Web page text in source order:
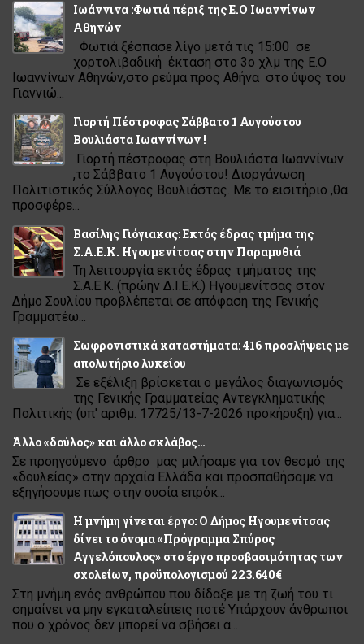
Ιωάννινα :Φωτιά πέριξ της Ε.Ο Ιωαννίνων
Αθηνών
Φωτιά ξέσπασε λίγο μετά τις 15:00 σε
χορτολιβαδική έκταση στο 3ο χλμ της Ε.Ο
Ιωαννίνων Αθηνών,στο ρεύμα προς Αθήνα στο ύψος του
Γιαννιώ...
Γιορτή Πέστροφας Σάββατο 1 Αυγούστου
Βουλιάστα Ιωαννίνων !
Γιορτή πέστροφας στη Βουλιάστα Ιωαννίνων
,το Σάββατο 1 Αυγούστου! Διοργάνωση
Πολιτιστικός Σύλλογος Βουλιάστας. Με το εισιτήριο ,θα
προσφέρε...
Βασίλης Γιόγιακας: Εκτός έδρας τμήμα της
Σ.Α.Ε.Κ. Ηγουμενίτσας στην Παραμυθιά
Τη λειτουργία εκτός έδρας τμήματος της
Σ.Α.Ε.Κ. (πρώην Δ.Ι.Ε.Κ.) Ηγουμενίτσας στον
Δήμο Σουλίου προβλέπεται σε απόφαση της Γενικής
Γραμματέω...
Σωφρονιστικά καταστήματα: 416 προσλήψεις με
απολυτήριο λυκείου
Σε εξέλιξη βρίσκεται ο μεγάλος διαγωνισμός
της Γενικής Γραμματείας Αντεγκληματικής
Πολιτικής (υπ' αριθμ. 17725/13-7-2026 προκήρυξη) για...
Άλλο «δούλος» και άλλο σκλάβος…
Σε προηγούμενο άρθρο μας μιλήσαμε για τον θεσμό της
«δουλείας» στην αρχαία Ελλάδα και προσπαθήσαμε να
εξηγήσουμε πως στην ουσία επρόκ...
Η μνήμη γίνεται έργο: Ο Δήμος Ηγουμενίτσας
δίνει το όνομα «Πρόγραμμα Σπύρος
Αγγελόπουλος» στο έργο προσβασιμότητας των
σχολείων, προϋπολογισμού 223.640€
Στη μνήμη ενός ανθρώπου που δίδαξε με τη ζωή του τι
σημαίνει να μην εγκαταλείπεις ποτέ Υπάρχουν άνθρωποι
που ο χρόνος δεν μπορεί να σβήσει α...